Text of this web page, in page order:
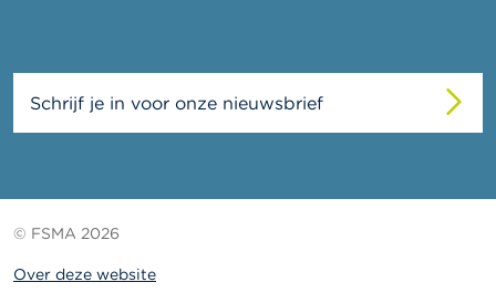
Schrijf je in voor onze nieuwsbrief
© FSMA 2026
Over deze website